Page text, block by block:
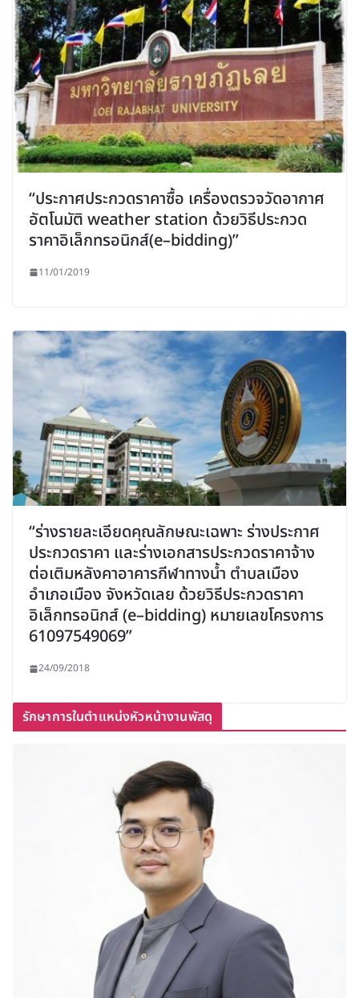
“ประกาศประกวดราคาซื้อ เครื่องตรวจวัดอากาศ
อัตโนมัติ weather station ด้วยวิธีประกวด
ราคาอิเล็กทรอนิกส์(e–bidding)”
11/01/2019
“ร่างรายละเอียดคุณลักษณะเฉพาะ ร่างประกาศ
ประกวดราคา และร่างเอกสารประกวดราคาจ้าง
ต่อเติมหลังคาอาคารกีฬาทางน้ำ ตำบลเมือง
อำเภอเมือง จังหวัดเลย ด้วยวิธีประกวดราคา
อิเล็กทรอนิกส์ (e–bidding) หมายเลขโครงการ
61097549069”
24/09/2018
รักษาการในตำแหน่งหัวหน้างานพัสดุ